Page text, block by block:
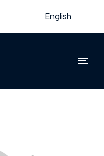
English